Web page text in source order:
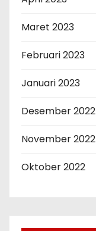
Maret 2023
Februari 2023
Januari 2023
Desember 2022
November 2022
Oktober 2022